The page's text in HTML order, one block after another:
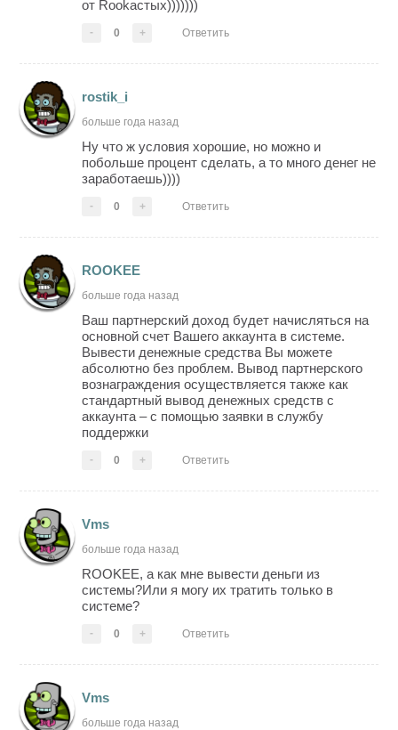
от Rookастых)))))))
- 0 + Ответить
rostik_i
больше года назад
Ну что ж условия хорошие, но можно и
побольше процент сделать, а то много денег не
заработаешь))))
- 0 + Ответить
ROOKEE
больше года назад
Ваш партнерский доход будет начисляться на
основной счет Вашего аккаунта в системе.
Вывести денежные средства Вы можете
абсолютно без проблем. Вывод партнерского
вознаграждения осуществляется также как
стандартный вывод денежных средств с
аккаунта – с помощью заявки в службу
поддержки
- 0 + Ответить
Vms
больше года назад
ROOKEE, а как мне вывести деньги из
системы?Или я могу их тратить только в
системе?
- 0 + Ответить
Vms
больше года назад